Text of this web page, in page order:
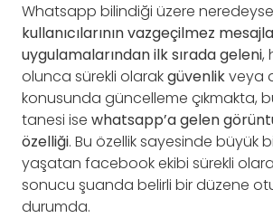
Whatsapp bilindiği üzere neredeyse
kullanıcılarının vazgeçilmez
uygulamalarından ilk sırada geleni,
olunca sürekli olarakgüvenlikveya
konusunda güncelleme çıkmakta,
tanesi ise whatsapp’a gelen
özelliği. Bu özellik sayesinde büyük
yaşatan facebook ekibi sürekli
sonucu şuanda belirli bir düzene
durumda.